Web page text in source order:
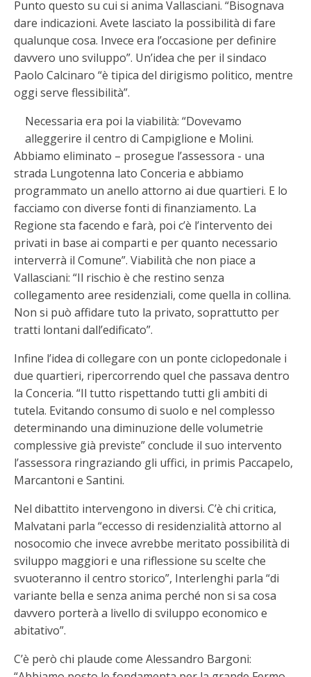
Punto questo su cui si anima Vallasciani. “Bisognava
dare indicazioni. Avete lasciato la possibilità di fare
qualunque cosa. Invece era l’occasione per definire
davvero uno sviluppo”. Un’idea che per il sindaco
Paolo Calcinaro “è tipica del dirigismo politico, mentre
oggi serve flessibilità”.
Necessaria era poi la viabilità: “Dovevamo
alleggerire il centro di Campiglione e Molini.
Abbiamo eliminato – prosegue l’assessora - una
strada Lungotenna lato Conceria e abbiamo
programmato un anello attorno ai due quartieri. E lo
facciamo con diverse fonti di finanziamento. La
Regione sta facendo e farà, poi c’è l’intervento dei
privati in base ai comparti e per quanto necessario
interverrà il Comune”. Viabilità che non piace a
Vallasciani: “Il rischio è che restino senza
collegamento aree residenziali, come quella in collina.
Non si può affidare tuto la privato, soprattutto per
tratti lontani dall’edificato”.
Infine l’idea di collegare con un ponte ciclopedonale i
due quartieri, ripercorrendo quel che passava dentro
la Conceria. “Il tutto rispettando tutti gli ambiti di
tutela. Evitando consumo di suolo e nel complesso
determinando una diminuzione delle volumetrie
complessive già previste” conclude il suo intervento
l’assessora ringraziando gli uffici, in primis Paccapelo,
Marcantoni e Santini.
Nel dibattito intervengono in diversi. C’è chi critica,
Malvatani parla “eccesso di residenzialità attorno al
nosocomio che invece avrebbe meritato possibilità di
sviluppo maggiori e una riflessione su scelte che
svuoteranno il centro storico”, Interlenghi parla “di
variante bella e senza anima perché non si sa cosa
davvero porterà a livello di sviluppo economico e
abitativo”.
C’è però chi plaude come Alessandro Bargoni: